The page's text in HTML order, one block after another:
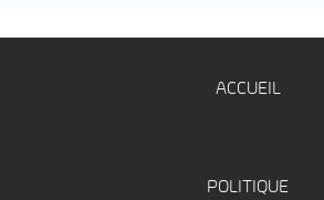
ACCUEIL
POLITIQUE